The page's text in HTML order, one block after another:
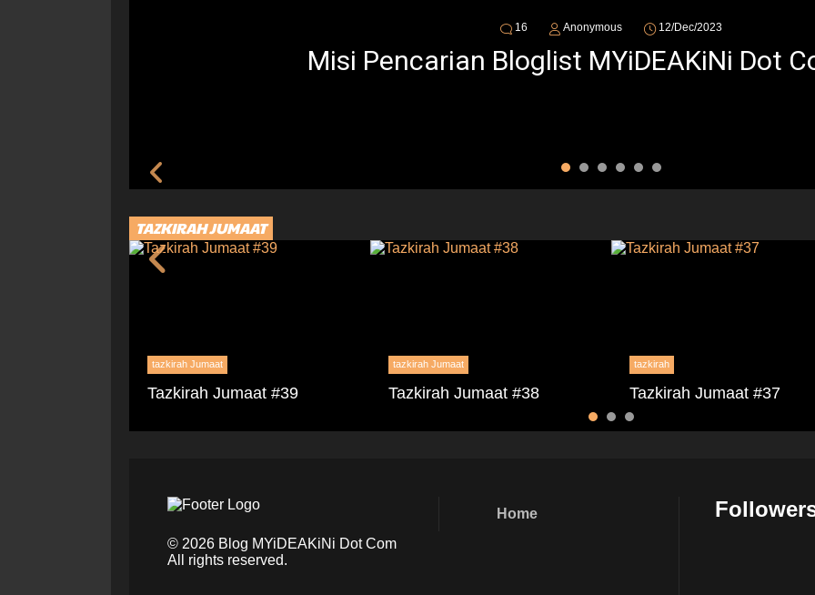
16 Anonymous 12/Dec/2023
Misi Pencarian Bloglist MYiDEAKiNi Dot
TAZKIRAH JUMAAT
tazkirah Jumaat
Tazkirah Jumaat #39
tazkirah Jumaat
Tazkirah Jumaat #38
tazkirah
Tazkirah Jumaat #37
© 2026 Blog MYiDEAKiNi Dot Com
All rights reserved.
Home